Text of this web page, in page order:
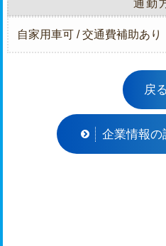
通勤
自家用車可 / 交通費補助あり
戻る
企業情報の